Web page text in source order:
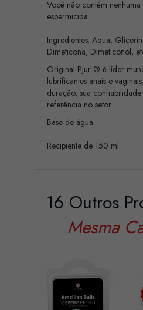
Você não contém nenhuma
espermicida.
Ingredientes: Aqua,
Dimeticona, Dimeticonol,
Original Pjur ® é líder
lubrificantes anais e
duração, sua
referência no setor.
Base de água
Recipiente de 150 ml.
16 Outros
Mesma